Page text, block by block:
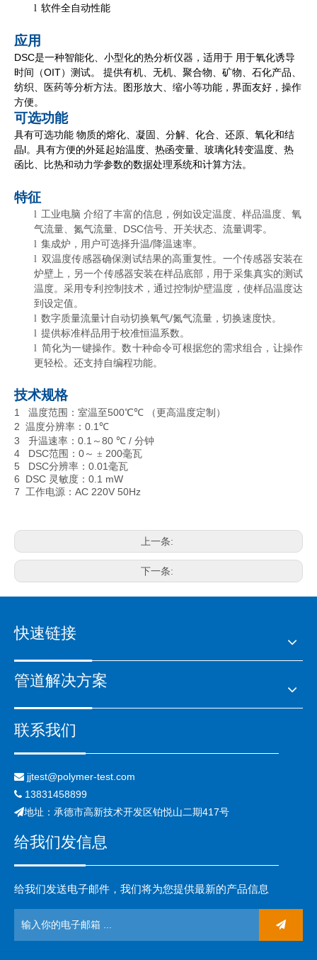
l 软件全自动性能
应用
DSC是一种智能化、小型化的热分析仪器，适用于 用于氧化诱导
时间（OIT）测试。 提供有机、无机、聚合物、矿物、石化产品、
纺织、医药等分析方法。图形放大、缩小等功能，界面友好，操作
方便。
可选功能
具有可选功能 物质的熔化、凝固、分解、化合、还原、氧化和结
晶l。具有方便的外延起始温度、热函变量、玻璃化转变温度、热
函比、比热和动力学参数的数据处理系统和计算方法。
特征
l 工业电脑 介绍了丰富的信息，例如设定温度、样品温度、氧
气流量、氮气流量、DSC信号、开关状态、流量调零。
l 集成炉，用户可选择升温/降温速率。
l 双温度传感器确保测试结果的高重复性。一个传感器安装在
炉壁上，另一个传感器安装在样品底部，用于采集真实的测试
温度。采用专利控制技术，通过控制炉壁温度，使样品温度达
到设定值。
l 数字质量流量计自动切换氧气/氮气流量，切换速度快。
l 提供标准样品用于校准恒温系数。
l 简化为一键操作。数十种命令可根据您的需求组合，让操作
更轻松。还支持自编程功能。
技术规格
1 温度范围：室温至500℃℃ （更高温度定制）
2 温度分辨率：0.1℃
3 升温速率：0.1～80 ℃ / 分钟
4 DSC范围：0～ ± 200毫瓦
5 DSC分辨率：0.01毫瓦
6 DSC 灵敏度：0.1 mW
7 工作电源：AC 220V 50Hz
上一条:
下一条:
快速链接
管道解决方案
联系我们
 jjtest@polymer-test.com
 13831458899
地址：承德市高新技术开发区铂悦山二期417号
给我们发信息
给我们发送电子邮件，我们将为您提供最新的产品信息